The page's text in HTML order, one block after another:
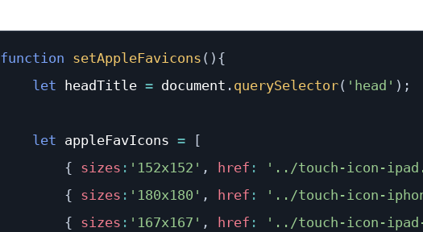
function setAppleFavicons ( ) {
let headTitle = document . querySelector( 'head' ) ;
let appleFavIcons =
[
{ sizes : '152x152' , href : '../touch-icon-
{ sizes : '180x180' , href : '../touch-icon-
{ sizes : '167x167' , href : '../touch-icon-